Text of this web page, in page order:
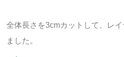
全体長さを3cmカットして、レ
ました。